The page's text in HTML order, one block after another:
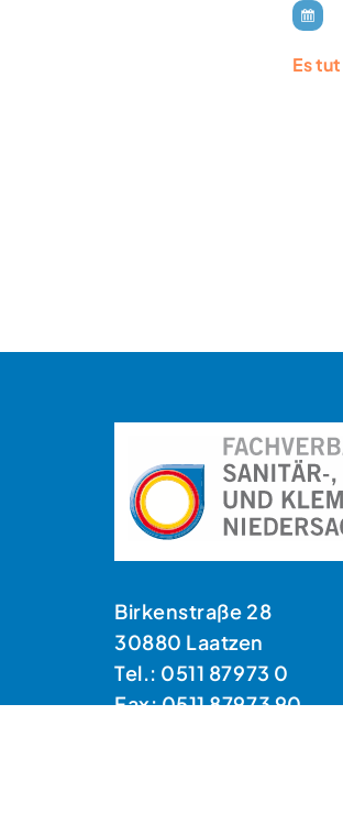
Es
Birkenstraße 28
30880 Laatzen
Tel.: 0511 87973 0
Fax: 0511 87973 90